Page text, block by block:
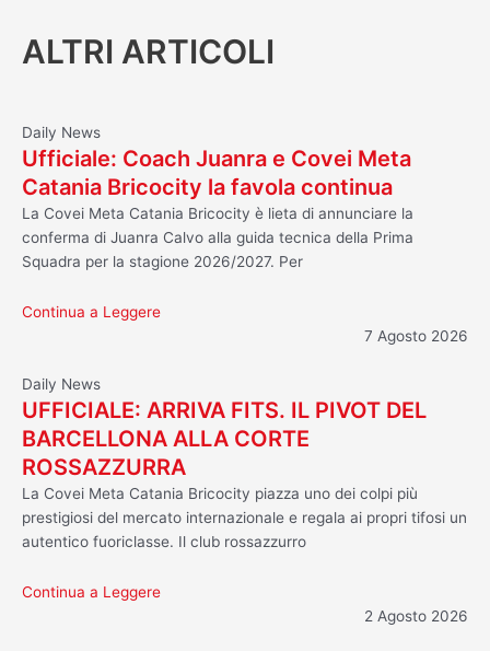
ALTRI ARTICOLI
Daily News
Ufficiale: Coach Juanra e Covei Meta
Catania Bricocity la favola continua
La Covei Meta Catania Bricocity è lieta di annunciare la
conferma di Juanra Calvo alla guida tecnica della Prima
Squadra per la stagione 2026/2027. Per
Continua a Leggere
7 Agosto 2026
Daily News
UFFICIALE: ARRIVA FITS. IL PIVOT DEL
BARCELLONA ALLA CORTE
ROSSAZZURRA
La Covei Meta Catania Bricocity piazza uno dei colpi più
prestigiosi del mercato internazionale e regala ai propri tifosi un
autentico fuoriclasse. Il club rossazzurro
Continua a Leggere
2 Agosto 2026